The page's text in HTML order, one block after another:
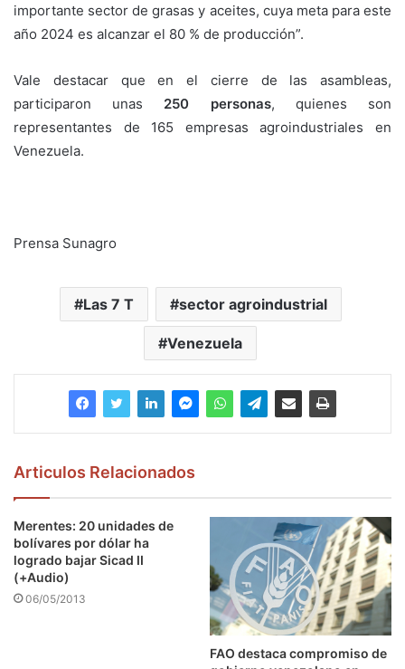
importante sector de grasas y aceites, cuya meta para este
año 2024 es alcanzar el 80 % de producción”.
Vale destacar que en el cierre de las asambleas,
participaron unas 250 personas, quienes son
representantes de 165 empresas agroindustriales en
Venezuela.
Prensa Sunagro
Las 7 T sector agroindustrial
Venezuela
Articulos Relacionados
Merentes: 20 unidades de
bolívares por dólar ha
logrado bajar Sicad II
(+Audio)
06/05/2013
FAO destaca compromiso de